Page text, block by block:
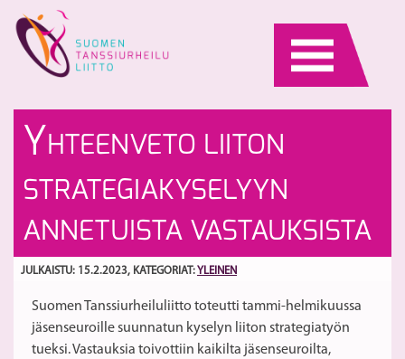
content
Y HTEENVETO LIITON
STRATEGIAKYSELYYN
ANNETUISTA VASTAUKSISTA
JULKAISTU: 15.2.2023, KATEGORIAT: YLEINEN
Suomen Tanssiurheiluliitto toteutti tammi-helmikuussa
jäsenseuroille suunnatun kyselyn liiton strategiatyön
tueksi. Vastauksia toivottiin kaikilta jäsenseuroilta,